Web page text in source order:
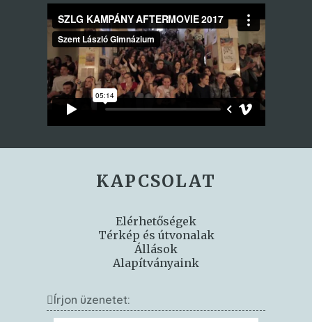
KAPCSOLAT
Elérhetőségek
Térkép és útvonalak
Állások
Alapítványaink
Írjon üzenetet: